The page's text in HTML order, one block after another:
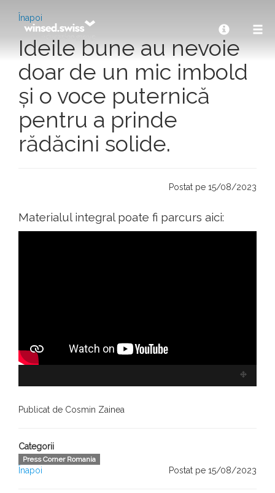
Înapoi
Ideile bune au nevoie
doar de un mic imbold
și o voce puternică
pentru a prinde
rădăcini solide.
Postat pe 15/08/2023
Materialul integral poate fi parcurs aici:
Publicat de Cosmin Zainea
Categorii
Press Corner Romania
Înapoi Postat pe 15/08/2023